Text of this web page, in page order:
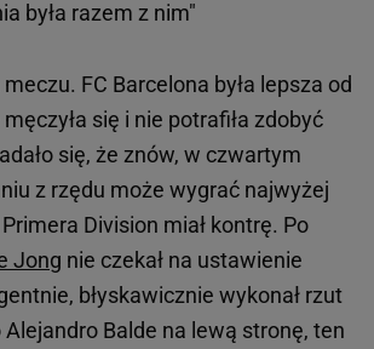
była razem z nim"
FC Barcelona była lepsza od
się i nie potrafiła zdobyć
się, że znów, w czwartym
z rzędu może wygrać najwyżej
Division miał kontrę. Po
Jong nie czekał na ustawienie
błyskawicznie wykonał rzut
Alejandro Balde na lewą stronę, ten